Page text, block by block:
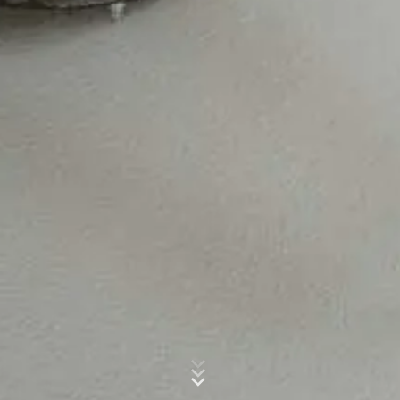
página web para evaluar el uso que usted hace de la
página web, para recopilar informes sobre la actividad
datos por parte de Google, descargando e instalando el
plugin del navegador disponible en el siguiente enlace:
Tipo de archivo: PDF| Tamaño del archivo:0MB